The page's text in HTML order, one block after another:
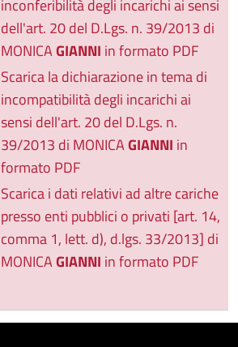
inconferibilità degli incarichi ai sensi
dell'art. 20 del D.Lgs. n. 39/2013 di
MONICAGIANNI in formato PDF
Scarica la dichiarazione in tema di
incompatibilità degli incarichi ai
sensi dell'art. 20 del D.Lgs. n.
39/2013 di MONICAGIANNI in
formato PDF
Scarica i dati relativi ad altre cariche
presso enti pubblici o privati [art. 14,
comma 1, lett. d), d.lgs. 33/2013] di
MONICAGIANNI in formato PDF